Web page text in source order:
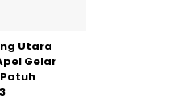
Utara
Gelar